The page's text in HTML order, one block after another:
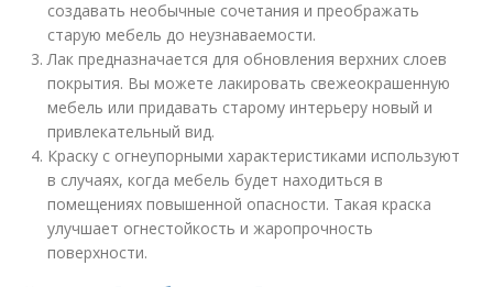
создавать необычные сочетания и преображать
старую мебель до неузнаваемости.
Лак предназначается для обновления верхних слоев
покрытия. Вы можете лакировать свежеокрашенную
мебель или придавать старому интерьеру новый и
привлекательный вид.
Краску с огнеупорными характеристиками используют
в случаях, когда мебель будет находиться в
помещениях повышенной опасности. Такая краска
улучшает огнестойкость и жаропрочность
поверхности.